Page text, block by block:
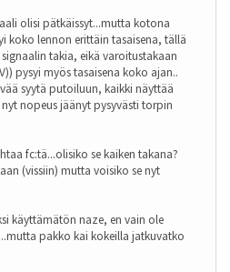
olisi pätkäissyt...mutta kotona
koko lennon erittäin tasaisena, tällä
takia, eikä varoitustakaan
pysyi myös tasaisena koko ajan..
syytä putoiluun, kaikki näyttää
nopeus jäänyt pysyvästi torpin
fc:tä...olisiko se kaiken takana?
(vissiin) mutta voisiko se nyt
käyttämätön naze, en vain ole
pakko kai kokeilla jatkuvatko